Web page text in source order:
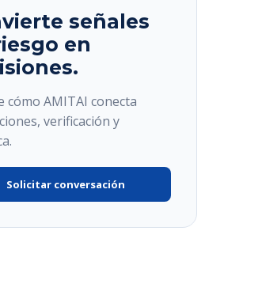
señales
en
cómo AMITAI conecta
verificación y
Solicitar conversación